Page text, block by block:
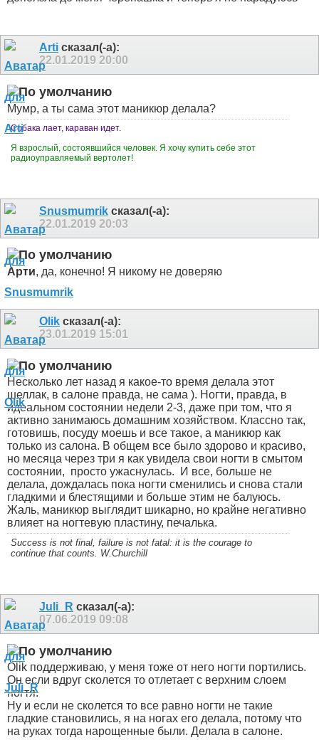
Arti сказал(-а):
22.01.2019 20:00
Мумр, а ты сама этот маникюр делала?
Собака лает, караван идет.
Я взрослый, состоявшийся человек. Я хочу купить себе этот
радиоуправляемый вертолет!
Snusmumrik сказал(-а):
22.01.2019 20:03
Арти, да, конечно! Я никому не доверяю
Olik сказал(-а):
23.01.2019 15:01
Несколько лет назад я какое-то время делала этот
шеллак, в салоне правда, не сама ). Ногти, правда, в
идеальном состоянии недели 2-3, даже при том, что я
активно занимаюсь домашним хозяйством. Классно так,
готовишь, посуду моешь и все такое, а маникюр как
только из салона. В общем все было здорово и красиво,
но месяца через три я как увидела свои ногти в смытом
состоянии, просто ужаснулась.
И все, больше не
делала, дождалась пока ногти сменились и снова стали
гладкими и блестящими и больше этим не балуюсь.
Жаль, маникюр выглядит шикарно, но крайне негативно
влияет на ногтевую пластину, печалька.
Success is not final, failure is not fatal: it is the courage to
continue that counts. W.Churchill
Juli_R сказал(-а):
07.06.2019 09:08
Olik поддерживаю, у меня тоже от него ногти портились.
Он если вдруг сколется то отлетает с верхним слоем
ногтя.
Ну и если не сколется то все равно ногти не такие
гладкие становились, я на ногах его делала, потому что
на руках тогда нарощенные были. Делала в салоне.